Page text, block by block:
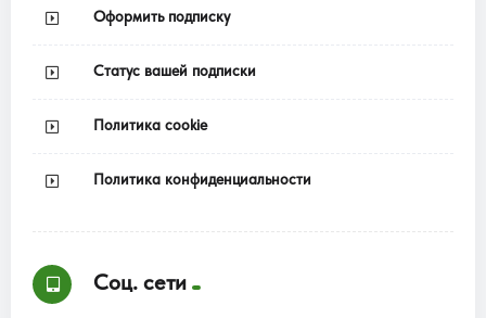
Оформить подписку
Статус вашей подписки
Политика cookie
Политика конфиденциальности
Соц. сети